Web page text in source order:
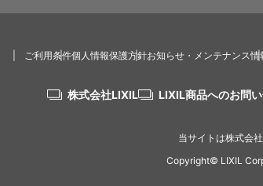
ご利用条件個人情報保護方針お知らせ・メンテナンス情
株式会社LIXIL LIXIL商品へのお問
当サイトは株式会
Copyright© LIXIL